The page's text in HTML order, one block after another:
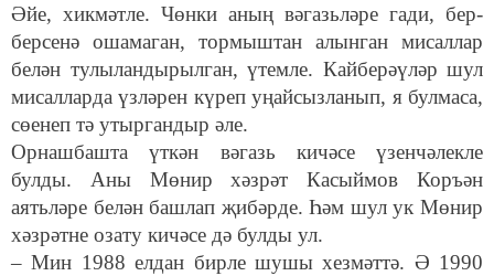
Әйе, хикмәтле. Чөнки аның вәгазьләре гади, бер-
берсенә ошамаган, тормыштан алынган мисаллар
белән тулыландырылган, үтемле. Кайберәүләр шул
мисалларда үзләрен күреп уңайсызланып, я булмаса,
сөенеп тә утыргандыр әле.
Орнашбашта үткән вәгазь кичәсе үзенчәлекле
булды. Аны Мөнир хәзрәт Касыймов Коръән
аятьләре белән башлап җибәрде. Һәм шул ук Мөнир
хәзрәтне озату кичәсе дә булды ул.
– Мин 1988 елдан бирле шушы хезмәттә. Ә 1990